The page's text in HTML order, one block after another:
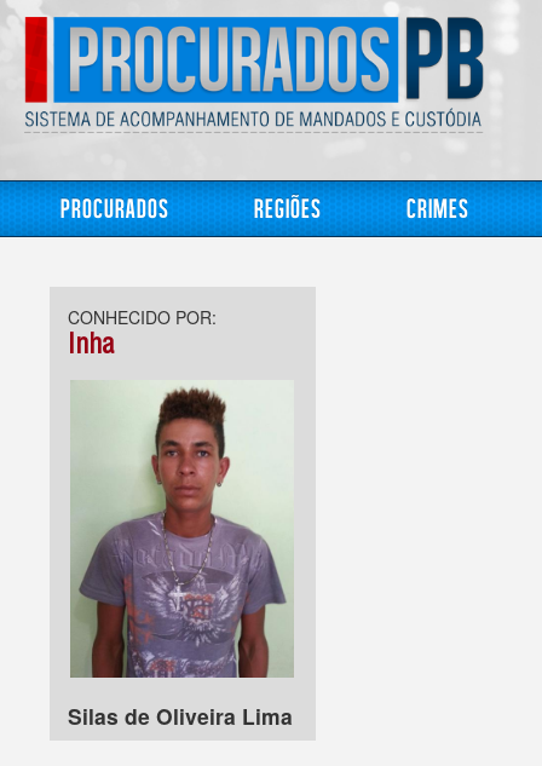
Procurados Regiões Crimes
CONHECIDO POR:
Inha
Silas de Oliveira Lima